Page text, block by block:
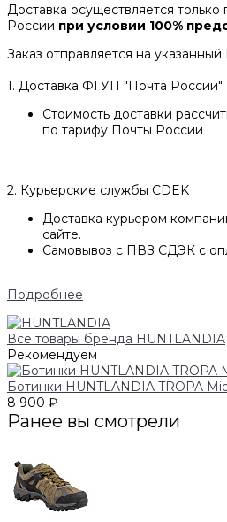
Доставка осуществляется только
России при условии 100%
Заказ отправляется на
1. Доставка ФГУП "Почта России".
Стоимость доставки
по тарифу Почты России
2. Курьерские службы CDEK
Доставка курьером
сайте.
Самовывоз с ПВЗ СДЭК с
Подробнее
Все товары бренда HUNTLANDIA
Рекомендуем
Ботинки HUNTLANDIA TROPA
8 900 ₽
Ранее вы смотрели